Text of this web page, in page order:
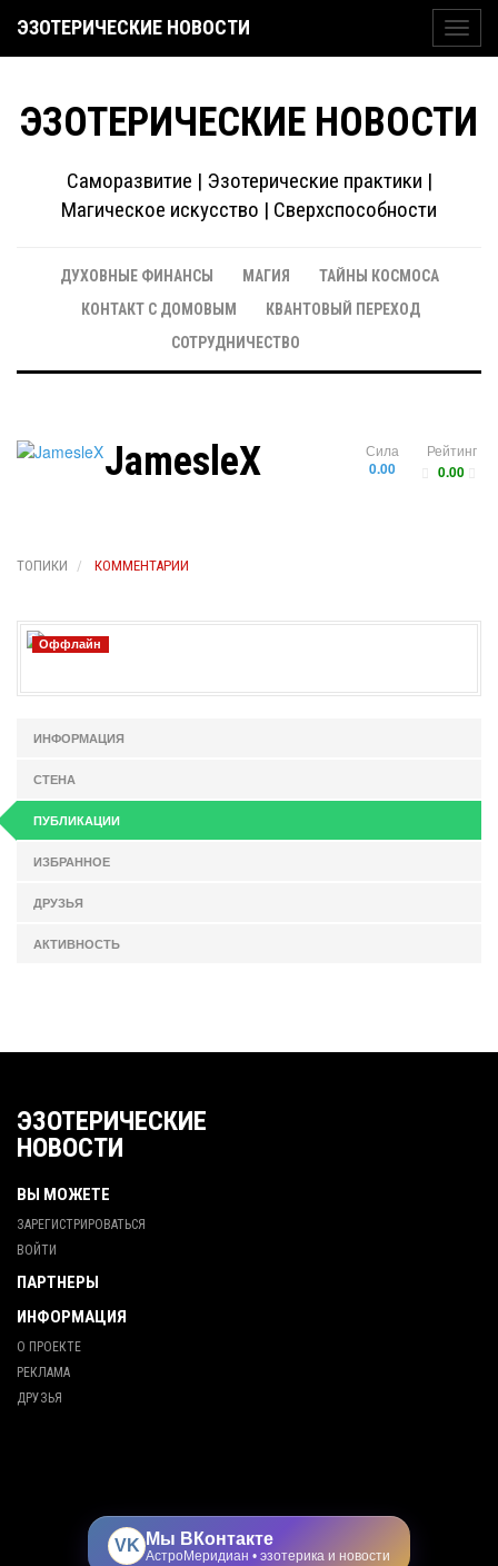
ЭЗОТЕРИЧЕСКИЕ НОВОСТИ
ЭЗОТЕРИЧЕСКИЕ НОВОСТИ
Саморазвитие | Эзотерические практики |
Магическое искусство | Сверхспособности
ДУХОВНЫЕ ФИНАНСЫ МАГИЯ
ТАЙНЫ КОСМОСА
КОНТАКТ С ДОМОВЫМ
КВАНТОВЫЙ ПЕРЕХОД
СОТРУДНИЧЕСТВО
Рейтинг
0.00
Сила
0.00
JamesleX
ТОПИКИ КОММЕНТАРИИ
Оффлайн
ИНФОРМАЦИЯ
СТЕНА
ПУБЛИКАЦИИ
ИЗБРАННОЕ
ДРУЗЬЯ
АКТИВНОСТЬ
ЭЗОТЕРИЧЕСКИЕ
НОВОСТИ
ВЫ МОЖЕТЕ
ЗАРЕГИСТРИРОВАТЬСЯ
ВОЙТИ
ПАРТНЕРЫ
ИНФОРМАЦИЯ
О ПРОЕКТЕ
РЕКЛАМА
ДРУЗЬЯ
VK Мы ВКонтакте
АстроМеридиан • эзотерика и новости